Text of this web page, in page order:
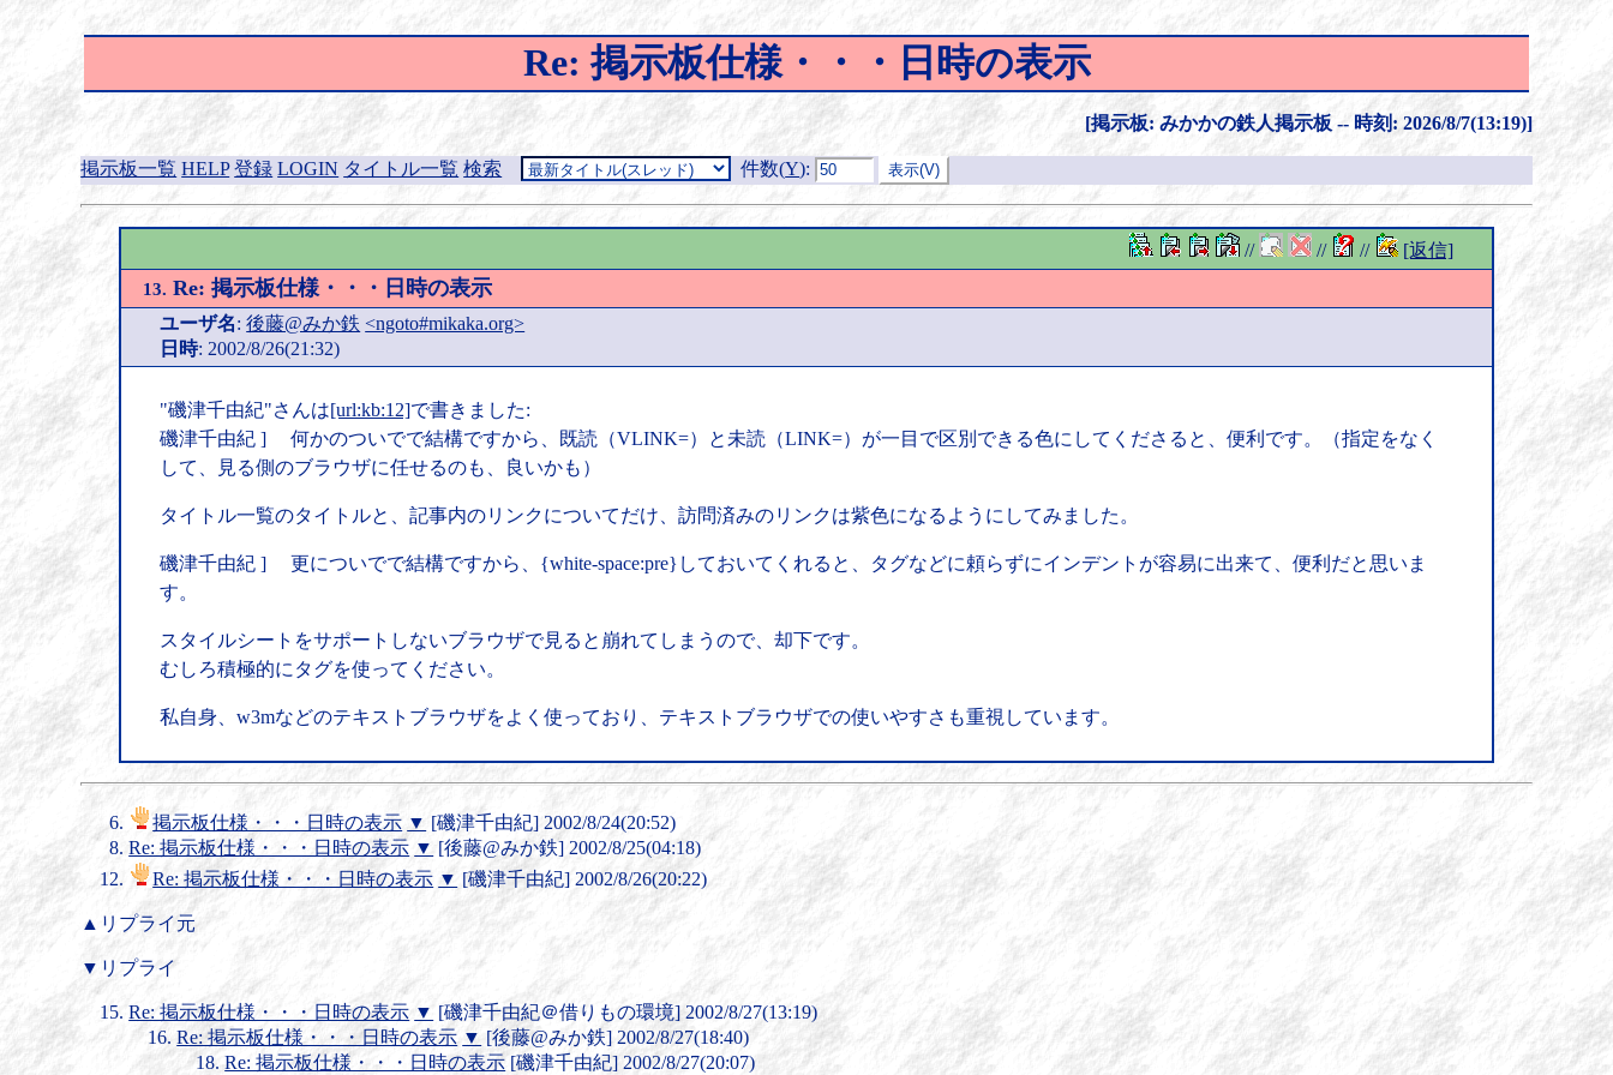
Re: 掲示板仕様・・・日時の表示
[掲示板: みかかの鉄人掲示板 -- 時刻: 2026/8/7(13:19)]
掲示板一覧 HELP 登録 LOGIN タイトル一覧 検索 件数(Y):
// // // [返信]
13. Re: 掲示板仕様・・・日時の表示
ユーザ名:後藤@みか鉄 <ngoto#mikaka.org>
日時: 2002/8/26(21:32)
"磯津千由紀"さんは[url:kb:12]で書きました:
磯津千由紀 ] 何かのついでで結構ですから、既読（VLINK=）と未読（LINK=）が一目で区別できる色にしてくださると、便利です。（指定をなく
して、見る側のブラウザに任せるのも、良いかも）
タイトル一覧のタイトルと、記事内のリンクについてだけ、訪問済みのリンクは紫色になるようにしてみました。
磯津千由紀 ] 更についでで結構ですから、{white-space:pre}しておいてくれると、タグなどに頼らずにインデントが容易に出来て、便利だと思いま
す。
スタイルシートをサポートしないブラウザで見ると崩れてしまうので、却下です。
むしろ積極的にタグを使ってください。
私自身、w3mなどのテキストブラウザをよく使っており、テキストブラウザでの使いやすさも重視しています。
掲示板仕様・・・日時の表示 ▼ [磯津千由紀] 2002/8/24(20:52)
Re: 掲示板仕様・・・日時の表示 ▼ [後藤@みか鉄] 2002/8/25(04:18)
Re: 掲示板仕様・・・日時の表示 ▼ [磯津千由紀] 2002/8/26(20:22)
▲リプライ元
▼リプライ
Re: 掲示板仕様・・・日時の表示 ▼ [磯津千由紀＠借りもの環境] 2002/8/27(13:19)
Re: 掲示板仕様・・・日時の表示 ▼ [後藤@みか鉄] 2002/8/27(18:40)
Re: 掲示板仕様・・・日時の表示 [磯津千由紀] 2002/8/27(20:07)